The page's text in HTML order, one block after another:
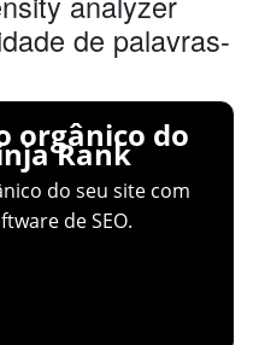
de palavras-
orgânico do
Rank
do seu site com
de SEO.